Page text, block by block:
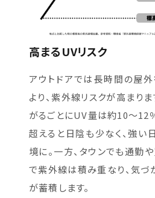
高まるUVリスク
アウトドアでは長時間の屋
より、紫外線リスクが高まり
がるごとにUV量は約10〜12
超えると日陰も少なく、強い
境に。一方、タウンでも通勤
で紫外線は積み重なり、気づ
が蓄積します。